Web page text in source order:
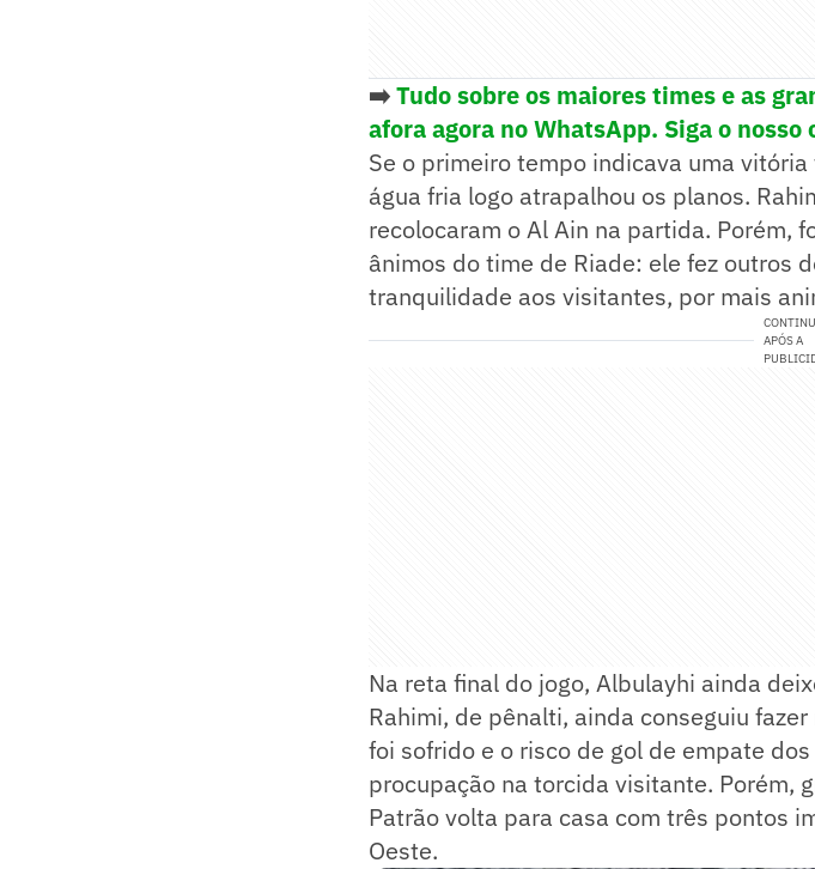
➡️Tudo sobre os maiores times e as
afora agora no WhatsApp. Siga o
Se o primeiro tempo indicava uma
água fria logo atrapalhou os planos.
recolocaram o Al Ain na partida. Porém,
ânimos do time de Riade: ele fez outros
tranquilidade aos visitantes, por mais
APÓS A
Na reta final do jogo, Albulayhi ainda
Rahimi, de pênalti, ainda conseguiu
foi sofrido e o risco de gol de empate
procupação na torcida visitante. Porém,
Patrão volta para casa com três pontos
Oeste.